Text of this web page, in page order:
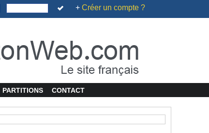
+ Créer un compte ?
PARTITIONS CONTACT